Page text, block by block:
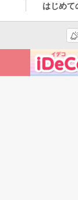
はじめて